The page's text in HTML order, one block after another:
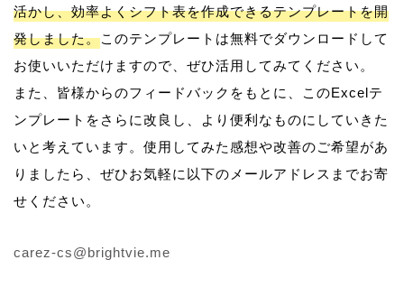
活かし、効率よくシフト表を作成できるテンプレートを開
発しました。このテンプレートは無料でダウンロードして
お使いいただけますので、ぜひ活用してみてください。
また、皆様からのフィードバックをもとに、このExcelテ
ンプレートをさらに改良し、より便利なものにしていきた
いと考えています。使用してみた感想や改善のご希望があ
りましたら、ぜひお気軽に以下のメールアドレスまでお寄
せください。
carez-cs@brightvie.me